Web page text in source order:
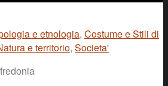
e etnologia, Costume e Stili di
e territorio, Societa'